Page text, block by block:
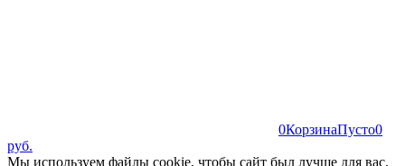
0КорзинаПусто0
руб.
Мы используем файлы cookie, чтобы сайт был лучше для вас.